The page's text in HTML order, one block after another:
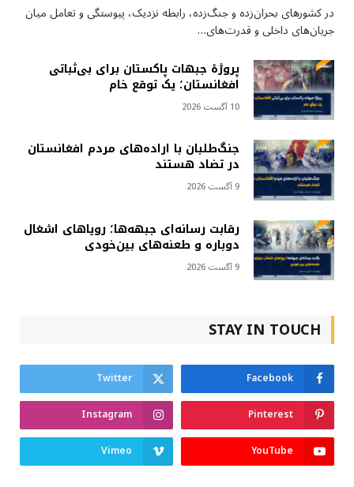
در کشورهای بحران‌زده و جنگ‌زده، رابطه نزدیک، پیوستگی و تعامل میان
جریان‌های داخلی و قدرت‌های…
پروژهٔ جبهات پاکستان برای بی‌ثباتی
افغانستان؛ یک توقع خام
10 آگست 2026
جنگ‌طلبان با اراده‌های مردم افغانستان
در تضاد هستند
9 آگست 2026
رقابت رسانه‌ای جبهه‌ها؛ رویاهای اشغال
دوباره و طعنه‌های بین‌خودی
9 آگست 2026
STAY IN TOUCH
Facebook
Twitter
Pinterest
Instagram
YouTube
Vimeo